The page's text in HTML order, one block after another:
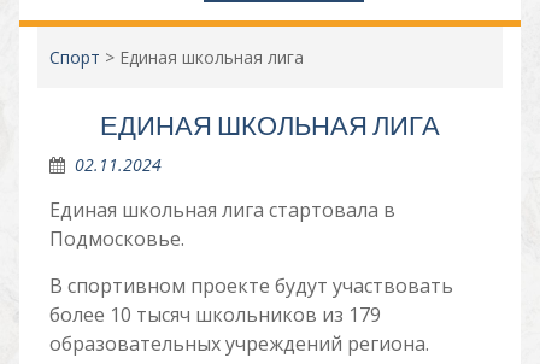
Спорт > Единая школьная лига
ЕДИНАЯ ШКОЛЬНАЯ ЛИГА
02.11.2024
Единая школьная лига стартовала в
Подмосковье.
В спортивном проекте будут участвовать
более 10 тысяч школьников из 179
образовательных учреждений региона.